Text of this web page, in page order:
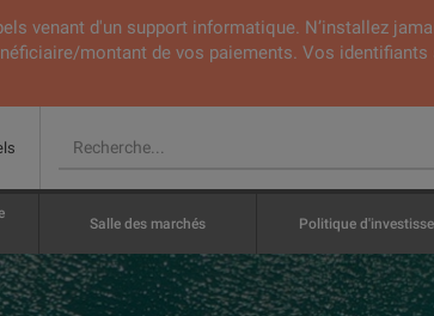
venant d'un support informatique. N’installez
montant de vos paiements. Vos
Salle des marchés Politique